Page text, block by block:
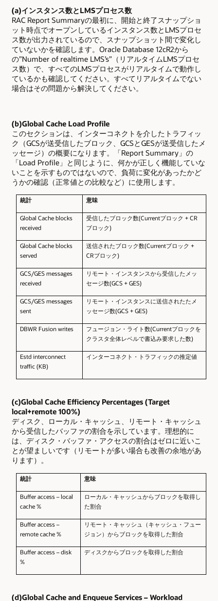
(a)インスタンス数とLMSプロセス数
RAC Report Summaryの最初に、開始と終了スナップショ
ット時点でオープンしているインスタンス数とLMSプロセ
ス数が出力されているので、スナップショット間で変化し
ていないかを確認します。Oracle Database 12cR2から
の”Number of realtime LMS’s”（リアルタイムLMSプロセ
ス数）で、すべてのLMSプロセスがリアルタイムで動作し
ているかも確認してください。すべてリアルタイムでない
場合はその問題から解決してください。
(b)Global Cache Load Profile
このセクションは、インターコネクトを介したトラフィッ
ク（GCSが送受信したブロック、GCSとGESが送受信したメ
ッセージ）の概要になります。「Report Summary」の
「Load Profile」と同じように、何かが正しく機能していな
いことを示すものではないので、負荷に変化があったかど
うかの確認（正常値との比較など）に使用します。
統計 意味
Global Cache blocks
received
受信したブロック数(Currentブロック + CR
ブロック)
Global Cache blocks
served
送信されたブロック数(Currentブロック +
CRブロック)
GCS/GES messages
received
リモート・インスタンスから受信したメッ
セージ数(GCS + GES)
GCS/GES messages
sent
リモート・インスタンスに送信されたたメ
ッセージ数(GCS + GES)
DBWR Fusion writes
フュージョン・ライト数(Currentブロックを
クラスタ全体レベルで書込み要求した数)
Estd interconnect
traffic (KB)
インターコネクト・トラフィックの推定値
(c)Global Cache Efficiency Percentages (Target
local+remote 100%)
ディスク、ローカル・キャッシュ、リモート・キャッシュ
から受信したバッファの割合を示しています。理想的に
は、ディスク・バッファ・アクセスの割合はゼロに近いこ
とが望ましいです（リモートが多い場合も改善の余地があ
ります）。
統計 意味
Buffer access – local
cache %
ローカル・キャッシュからブロックを取得し
た割合
Buffer access –
remote cache %
リモート・キャッシュ（キャッシュ・フュー
ジョン）からブロックを取得した割合
Buffer access – disk
%
ディスクからブロックを取得した割合
(d)Global Cache and Enqueue Services – Workload